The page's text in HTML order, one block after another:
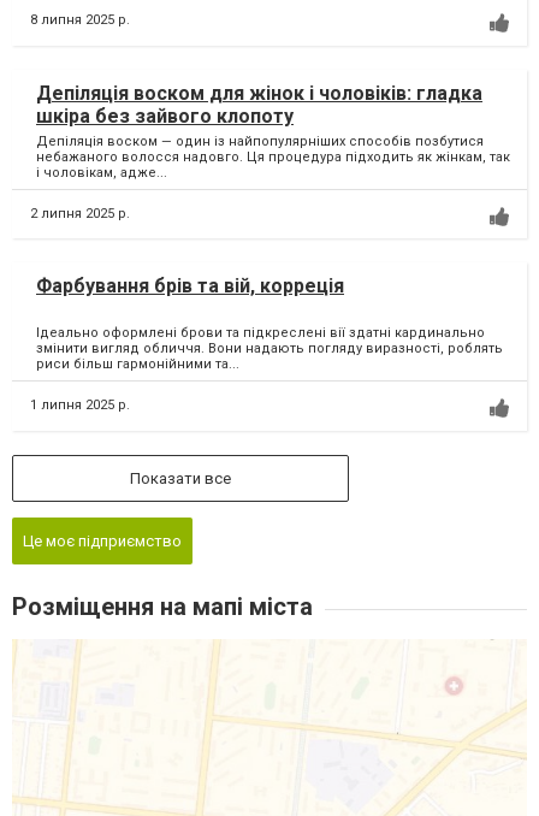
8 липня 2025 р.
Депіляція воском для жінок і чоловіків: гладка
шкіра без зайвого клопоту
Депіляція воском — один із найпопулярніших способів позбутися
небажаного волосся надовго. Ця процедура підходить як жінкам, так
і чоловікам, адже...
2 липня 2025 р.
Фарбування брів та вій, корреція
Ідеально оформлені брови та підкреслені вії здатні кардинально
змінити вигляд обличчя. Вони надають погляду виразності, роблять
риси більш гармонійними та...
1 липня 2025 р.
Показати все
Це моє підприємство
Розміщення на мапі міста